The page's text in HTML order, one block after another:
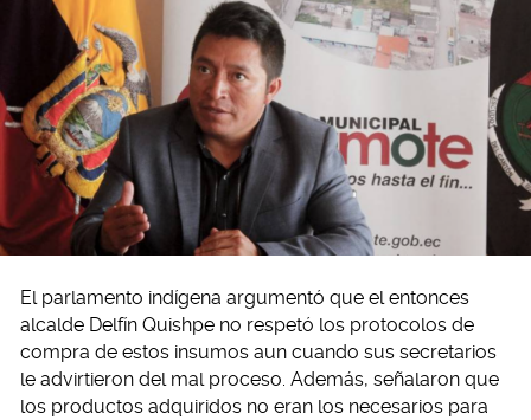
El parlamento indígena argumentó que el entonces
alcalde Delfín Quishpe no respetó los protocolos de
compra de estos insumos aun cuando sus secretarios
le advirtieron del mal proceso. Además, señalaron que
los productos adquiridos no eran los necesarios para